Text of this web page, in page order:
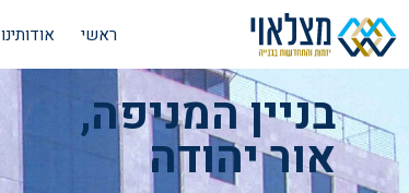
ראשי אודותינו
בניין המניפה,
אור יהודה